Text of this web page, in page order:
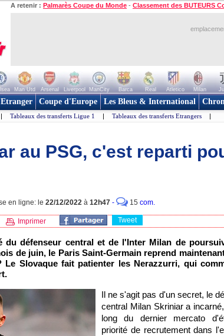
A retenir : Palmarès Coupe du Monde - Classement des BUTEURS
Man Utd Arsenal Liverpool ManCity Barca Real Atletico Milan
Etranger Coupe d'Europe Les Bleus & International
| Tableaux des transferts Ligue 1 | Tableaux des transferts Etrangers |
au PSG, c'est reparti
en ligne: le 22/12/2022 à 12h47 - 15 com.
Imprimer Tweet
du défenseur central et de l'Inter Milan de
de juin, le Paris Saint-Germain reprend
Slovaque fait patienter les Nerazzurri, qui
Il ne s'agit pas d'un secret, le
central Milan Skriniar a
long du dernier mercato
priorité de recrutement dans